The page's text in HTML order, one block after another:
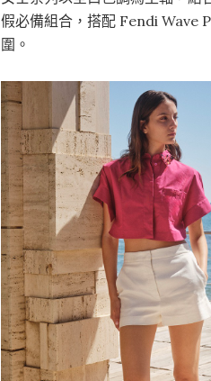
假必備組合，搭配 Fendi Wave
圍。